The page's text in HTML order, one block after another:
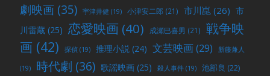
劇映画 (35) 宇津井健 (19) 小津安二郎 (21) 市川崑 (26) 市
川雷蔵 (25) 恋愛映画 (40) 成瀬巳喜男 (21)
戦争映
画 (42) 探偵 (19) 推理小説 (24) 文芸映画(29) 新藤兼人
(19) 時代劇 (36) 歌謡映画 (25) 殺人事件 (19) 池部良 (22)